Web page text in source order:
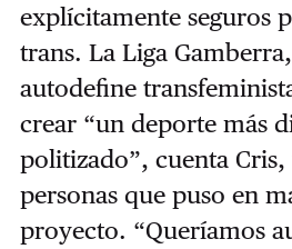
explícitamente seguros
trans. La Liga
autodefine
crear “un deporte más
politizado”, cuenta Cris,
personas que puso en
proyecto. “Queríamos